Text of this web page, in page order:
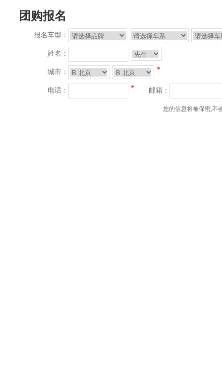
团购报名
报名车型：
姓名：
城市： *
电话： * 邮箱：
您的信息将被保密,不